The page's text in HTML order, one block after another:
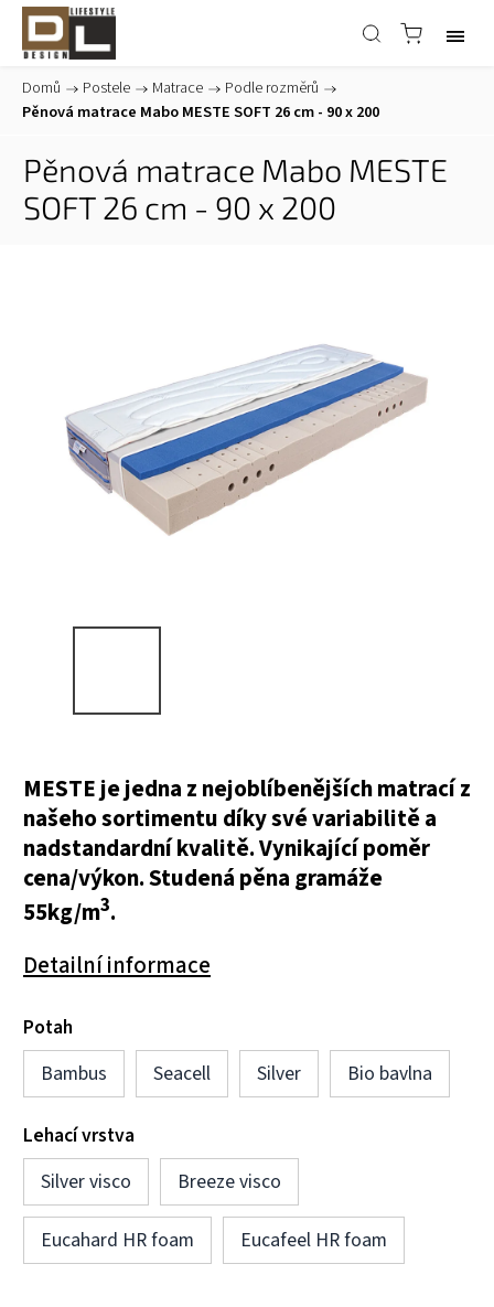
Domů / Postele / Matrace / Podle rozměrů /
Pěnová matrace Mabo MESTE SOFT 26 cm - 90 x 200
Pěnová matrace Mabo MESTE
SOFT 26 cm - 90 x 200
MESTE je jedna z nejoblíbenějších matrací z
našeho sortimentu díky své variabilitě a
nadstandardní kvalitě. Vynikající poměr
cena/výkon. Studená pěna gramáže
55kg/m3.
Detailní informace
Potah
Bambus
Seacell Silver Bio bavlna
Lehací vrstva
Silver visco
Breeze visco
Eucahard HR foam Eucafeel HR foam